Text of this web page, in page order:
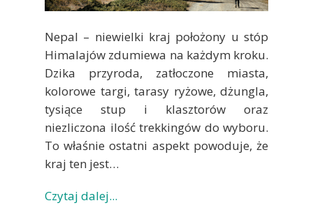
Nepal – niewielki kraj położony u stóp
Himalajów zdumiewa na każdym kroku.
Dzika przyroda, zatłoczone miasta,
kolorowe targi, tarasy ryżowe, dżungla,
tysiące stup i klasztorów oraz
niezliczona ilość trekkingów do wyboru.
To właśnie ostatni aspekt powoduje, że
kraj ten jest…
Czytaj dalej...